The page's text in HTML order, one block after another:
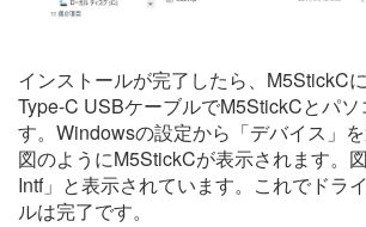
インストールが完了したら、M5StickC
Type-C USBケーブルでM5StickCとパソ
す。Windowsの設定から「デバイス」
図のようにM5StickCが表示されます。
Intf」と表示されています。これでドラ
ルは完了です。